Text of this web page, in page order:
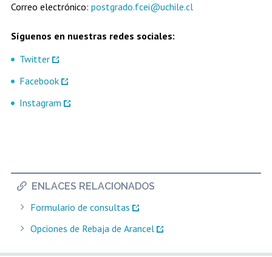
ENLACES RELACIONADOS
Formulario de consultas
Opciones de Rebaja de Arancel
Correo electrónico: postgrado.fcei@uchile.cl
Síguenos en nuestras redes sociales:
Twitter
Facebook
Instagram